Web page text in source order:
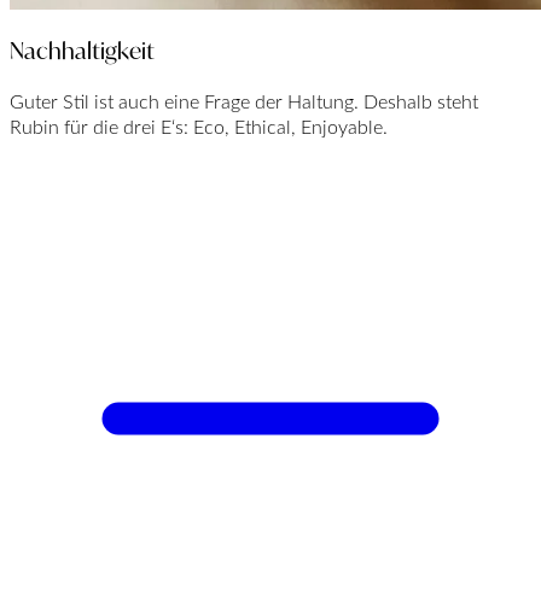
Nachhaltigkeit
Guter Stil ist auch eine Frage der Haltung. Deshalb steht
Rubin für die drei E‘s: Eco, Ethical, Enjoyable.